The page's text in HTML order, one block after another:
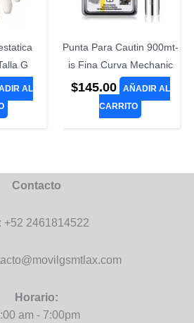
G
AL
Punta Para Cautin 900mt-
is Fina Curva Mechanic
$145.00
AÑADIR AL
CARRITO
Contacto
+52 2461814522
Horario:
am - 7:00pm